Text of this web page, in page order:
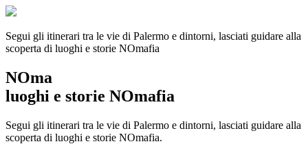
Segui gli itinerari tra le vie di Palermo e dintorni, lasciati guidare alla
scoperta di luoghi e storie NOmafia
NOma
luoghi e storie NOmafia
Segui gli itinerari tra le vie di Palermo e dintorni, lasciati guidare alla
scoperta di luoghi e storie NOmafia.